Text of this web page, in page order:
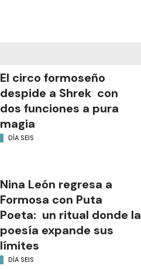
El circo formoseño
despide a Shrek con
dos funciones a pura
magia
DÍA SEIS
Nina León regresa a
Formosa con Puta
Poeta: un ritual donde la
poesía expande sus
límites
DÍA SEIS